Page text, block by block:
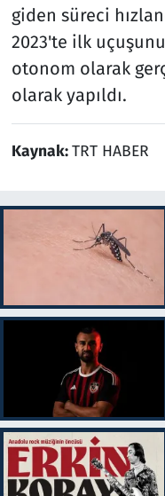
giden süreci
2023'te ilk
otonom olarak
olarak yapıldı.
Kaynak:TRT HABER